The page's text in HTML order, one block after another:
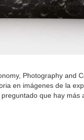
Photography and
en imágenes de la
que hay más